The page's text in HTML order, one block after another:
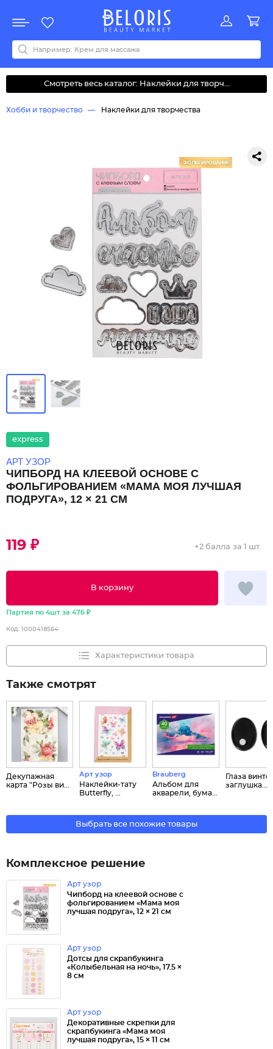
Акции
Все бренды
0-9ABCDEFGHIJKLMNOPQRSTUVWYZАБВДЗИМОКЛНПРСТУФ
Смотреть весь каталог: Наклейки для творч...
Хобби и творчество Наклейки для творчества
express
АРТ УЗОР
ЧИПБОРД НА КЛЕЕВОЙ ОСНОВЕ С
ФОЛЬГИРОВАНИЕМ «МАМА МОЯ ЛУЧШАЯ
ПОДРУГА», 12 × 21 СМ
119 ₽
В корзину
+2 балла за 1 шт.
Партия по 4шт за 476 ₽
Код: 1000418564
Характеристики товара
Также смотрят
Декупажная
карта "Розы ви...
Арт узор
Наклейки‒тату
Butterfly, ...
Brauberg
Альбом для
акварели, бума...
Глаза
заглушка...
Выбрать все похожие товары
Комплексное решение
Арт узор
Чипборд на клеевой основе с
фольгированием «Мама моя
лучшая подруга», 12 × 21 см
Арт узор
Дотсы для скрапбукинга
«Колыбельная на ночь», 17.5 ×
8 см
Арт узор
Декоративные скрепки для
скрапбукинга «Мама моя
лучшая подруга», 15 × 11 см